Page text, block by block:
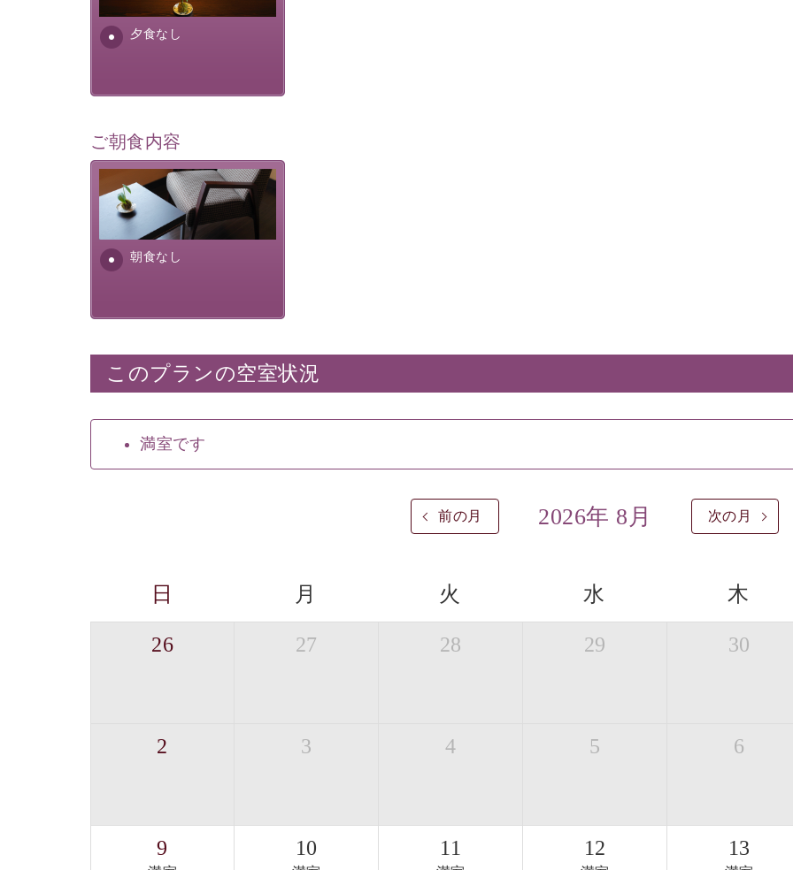
夕食なし
お選びくださいませ。
ご朝食内容
朝食なし
朝食なし。ご朝食を付ける場
合は朝食付きのプランをお選
びくださいませ。
このプランの空室状況
満室です
前の月 2026年 8月 次の月
日 月 火 水 木
26 27 28 29 30
2 3 4 5 6
9 10 11 12 13